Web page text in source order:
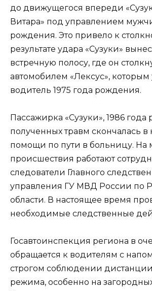
до движущегося впереди
Витара» под управлением
рождения. Это привело к
результате удара «Сузуки»
встречную полосу, где он
автомобилем «Лексус», которым
водитель 1975 года рождения.
Пассажирка «Сузуки», 1986
полученных травм скончалась в
помощи по пути в больницу. На
происшествия работают
следователи Главного
управления ГУ МВД России по
области. В настоящее время
необходимые следственные
Госавтоинспекция региона в
обращается к водителям с
строгом соблюдении
режима, особенно на загородных